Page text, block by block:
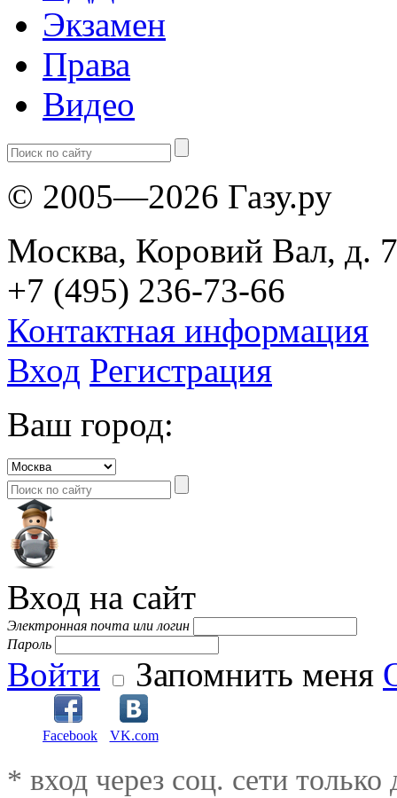
Экзамен
Права
Видео
© 2005—2026 Газу.ру
Москва, Коровий Вал, д.
+7 (495) 236-73-66
Контактная информация
Вход Регистрация
Ваш город:
Вход на сайт
Электронная почта или логин
Пароль
Войти Запомнить меня
Facebook VK.com
* вход через соц. сети